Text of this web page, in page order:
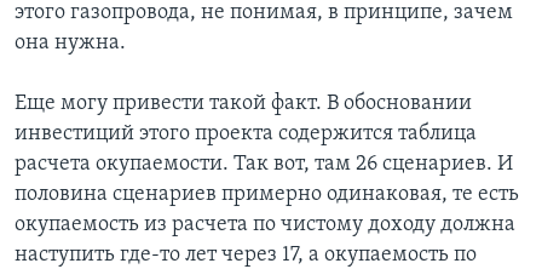
этого газопровода, не понимая, в принципе, зачем
она нужна.
Еще могу привести такой факт. В обосновании
инвестиций этого проекта содержится таблица
расчета окупаемости. Так вот, там 26 сценариев. И
половина сценариев примерно одинаковая, те есть
окупаемость из расчета по чистому доходу должна
наступить где-то лет через 17, а окупаемость по